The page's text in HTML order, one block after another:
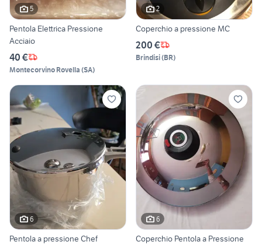
5
Pentola Elettrica Pressione
Acciaio
40 €
Montecorvino Rovella (SA)
2
Coperchio a pressione MC
200 €
Brindisi(BR)
6
Pentola a pressione Chef
6
Coperchio Pentola a Pressione